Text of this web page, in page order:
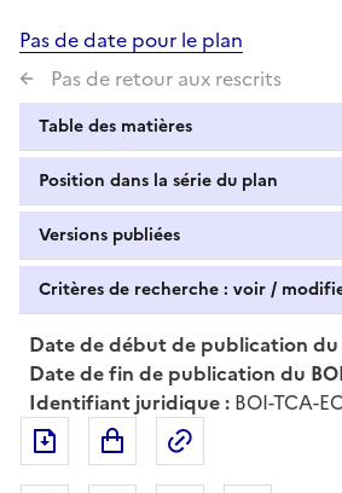
Pas de date pour le plan
Pas de retour aux rescrits
Table des matières
Position dans la série du plan
Versions publiées
Critères de recherche : voir /
Date de début de publication du
Date de fin de publication du
Identifiant juridique : BOI-TCA-
Exporter le document au